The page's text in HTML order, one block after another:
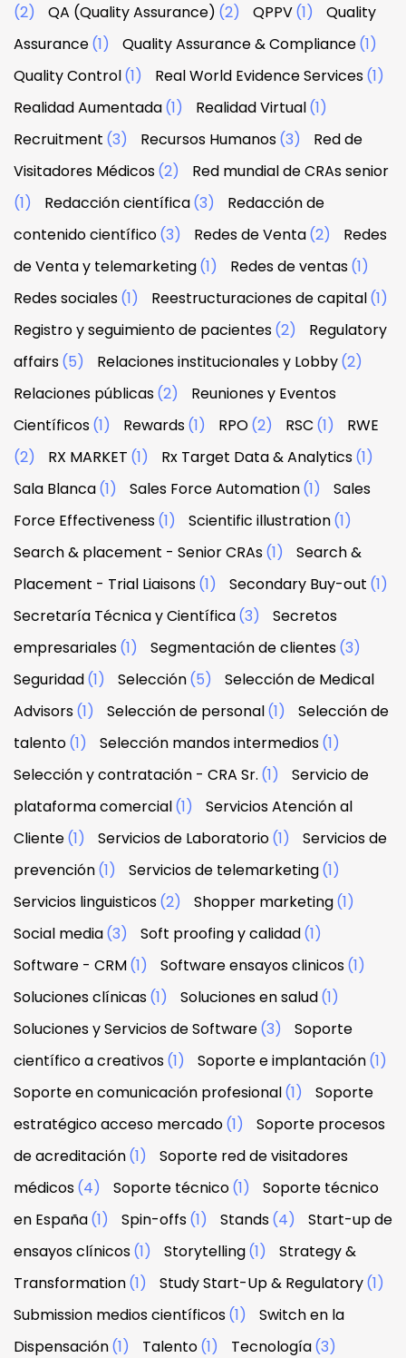
(2) QA (Quality Assurance) (2) QPPV(1)
Quality
Assurance(1) Quality Assurance & Compliance(1)
Quality Control(1) Real World Evidence Services(1)
Realidad Aumentada(1) Realidad Virtual(1)
Recruitment (3) Recursos Humanos(3)
Red de
Visitadores Médicos(2)
Red mundial de CRAs senior
(1)
Redacción científica(3)
Redacción de
contenido científico(3) Redes de Venta(2)
Redes
de Venta y telemarketing(1) Redes de ventas(1)
Redes sociales(1) Reestructuraciones de capital(1)
Registro y seguimiento de pacientes(2)
Regulatory
affairs(5) Relaciones institucionales y Lobby(2)
Relaciones públicas(2)
Reuniones y Eventos
Científicos(1) Rewards(1) RPO(2) RSC (1)
RWE
(2)
RX MARKET (1) Rx Target Data & Analytics(1)
Sala Blanca(1) Sales Force Automation(1)
Sales
Force Effectiveness(1) Scientific illustration(1)
Search & placement - Senior CRAs(1)
Search &
Placement - Trial Liaisons(1) Secondary Buy-out (1)
Secretaría Técnica y Científica(3)
Secretos
empresariales(1) Segmentación de clientes(3)
Seguridad(1) Selección(5)
Selección de Medical
Advisors(1) Selección de personal(1)
Selección de
talento(1) Selección mandos intermedios(1)
Selección y contratación - CRA Sr. (1)
Servicio de
plataforma comercial(1)
Servicios Atención al
Cliente(1) Servicios de Laboratorio(1)
Servicios de
prevención(1) Servicios de telemarketing(1)
Servicios linguisticos(2) Shopper marketing(1)
Social media(3) Soft proofing y calidad(1)
Software - CRM(1) Software ensayos clinicos(1)
Soluciones clínicas(1) Soluciones en salud(1)
Soluciones y Servicios de Software(3)
Soporte
científico a creativos(1) Soporte e implantación(1)
Soporte en comunicación profesional(1)
Soporte
estratégico acceso mercado(1)
Soporte procesos
de acreditación(1)
Soporte red de visitadores
médicos(4) Soporte técnico(1)
Soporte técnico
en España(1) Spin-offs(1) Stands(4)
Start-up de
ensayos clínicos(1) Storytelling(1)
Strategy &
Transformation(1) Study Start-Up & Regulatory(1)
Submission medios científicos(1)
Switch en la
Dispensación(1) Talento(1) Tecnología(3)